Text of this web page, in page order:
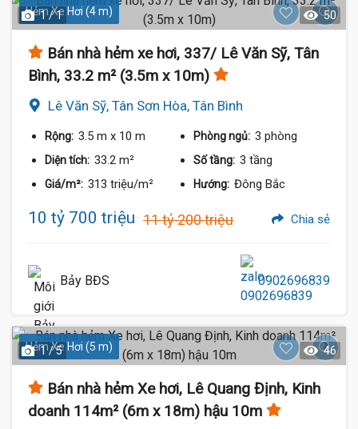
Hẻm Xe Hơi (4 m)
1 / 1 50
Bán nhà hẻm xe hơi, 337/ Lê Văn Sỹ, Tân
Bình, 33.2 m² (3.5m x 10m)
Lê Văn Sỹ, Tân Sơn Hòa, Tân Bình
Rộng: 3.5 m x 10 m Phòng ngủ: 3 phòng
Diện tích: 33.2 m² Số tầng: 3 tầng
Giá/m²: 313 triệu/m² Hướng: Đông Bắc
10 tỷ 700 triệu 11 tỷ 200 triệu Chia sẻ
Bảy BĐS 0902696839
Hẻm Xe Hơi (5 m)
1 / 5 46
Bán nhà hẻm Xe hơi, Lê Quang Định, Kinh
doanh 114m² (6m x 18m) hậu 10m